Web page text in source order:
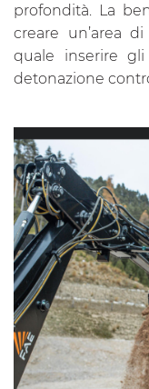
profondità. La
creare un’area
quale inserire
detonazione